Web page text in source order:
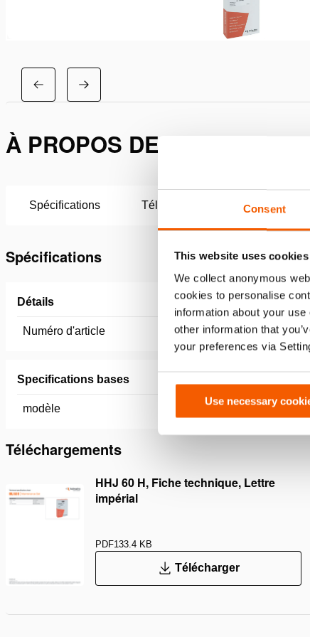
Consent
This website uses cookies
We collect anonymous
cookies to personalise
information about your
other information that
your preferences via
Use necessary
À PROPOS DE KIT
Spécifications Téléchargements
Spécifications
Détails
Numéro d'article
Specifications bases
modèle HHJ 60
Téléchargements
HHJ 60 H, Fiche technique, Lettre
impérial
PDF133.4 KB
Télécharger